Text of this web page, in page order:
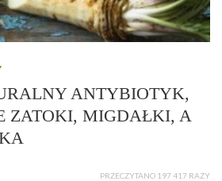
ANTYBIOTYK,
ZATOKI, MIGDAŁKI, A
PRZECZYTANO 197 417 RAZY